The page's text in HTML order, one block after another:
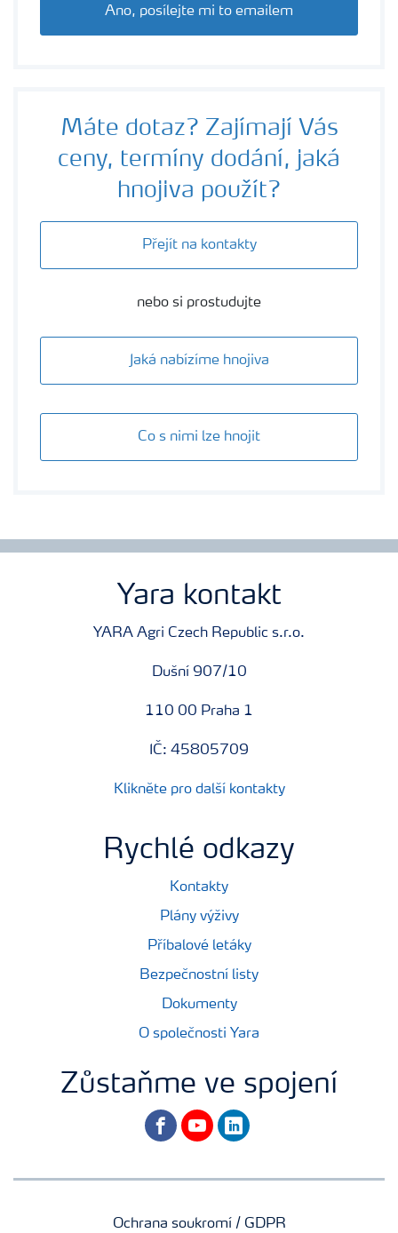
Ano, posílejte mi to emailem
Máte dotaz? Zajímají Vás
ceny, termíny dodání, jaká
hnojiva použít?
Přejít na kontakty
nebo si prostudujte
Jaká nabízíme hnojiva
Co s nimi lze hnojit
Yara kontakt
YARA Agri Czech Republic s.r.o.
Dušní 907/10
110 00 Praha 1
IČ: 45805709
Klikněte pro další kontakty
Rychlé odkazy
Kontakty
Plány výživy
Příbalové letáky
Bezpečnostní listy
Dokumenty
O společnosti Yara
Zůstaňme ve spojení
facebookyoutubelinkedin
Ochrana soukromí / GDPR